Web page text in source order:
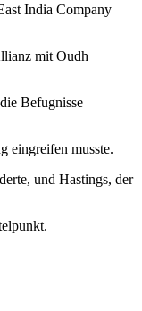
India Company
mit Oudh
Befugnisse
eingreifen musste.
und Hastings, der